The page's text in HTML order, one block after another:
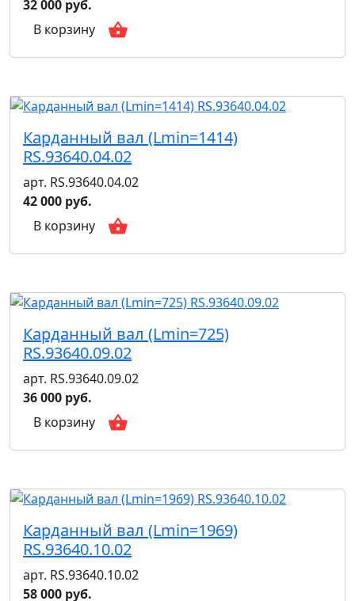
32 000 руб.
В корзину
Карданный вал (Lmin=1414)
RS.93640.04.02
арт. RS.93640.04.02
42 000 руб.
В корзину
Карданный вал (Lmin=725)
RS.93640.09.02
арт. RS.93640.09.02
36 000 руб.
В корзину
Карданный вал (Lmin=1969)
RS.93640.10.02
арт. RS.93640.10.02
58 000 руб.